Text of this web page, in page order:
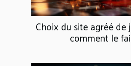
Choix du site agréé de
comment le